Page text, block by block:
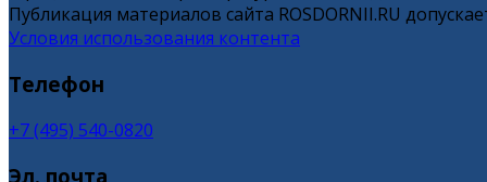
Публикация материалов сайта ROSDORNII.RU
Условия использования контента
Телефон
+7 (495) 540-0820
Эл. почта